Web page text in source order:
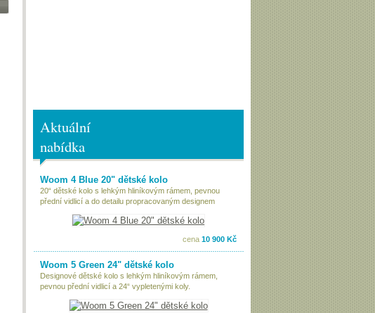
Aktuální
nabídka
Woom 4 Blue 20" dětské kolo
20“ dětské kolo s lehkým hliníkovým rámem, pevnou
přední vidlicí a do detailu propracovaným designem
cena 10 900 Kč
Woom 5 Green 24" dětské kolo
Designové dětské kolo s lehkým hliníkovým rámem,
pevnou přední vidlicí a 24“ vypletenými koly.